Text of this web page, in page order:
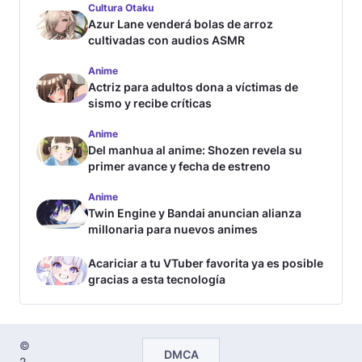
Cultura Otaku
Azur Lane venderá bolas de arroz
cultivadas con audios ASMR
Anime
Actriz para adultos dona a víctimas de
sismo y recibe críticas
Anime
Del manhua al anime: Shozen revela su
primer avance y fecha de estreno
Anime
Twin Engine y Bandai anuncian alianza
millonaria para nuevos animes
Acariciar a tu VTuber favorita ya es posible
gracias a esta tecnología
©
DMCA